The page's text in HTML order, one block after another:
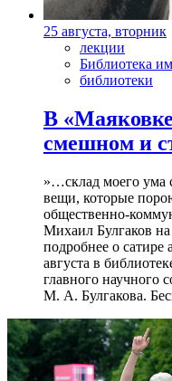
25 августа, вторник
лекции
Библиотека
библиотеки
В
смешном и
»…склад моего ума
вещи, которые
общественно-
Михаил Булгаков
подробнее о
августа в
главного научного
М. А. Булгакова.